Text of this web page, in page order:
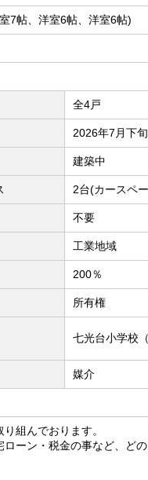
7帖、洋室6帖、洋室6帖)
全4戸
2026年7月下旬
建築中
2台(カースペ
不要
工業地域
200％
所有権
七光台小学校
媒介
組んでおります。
ーン・税金の事など、ど